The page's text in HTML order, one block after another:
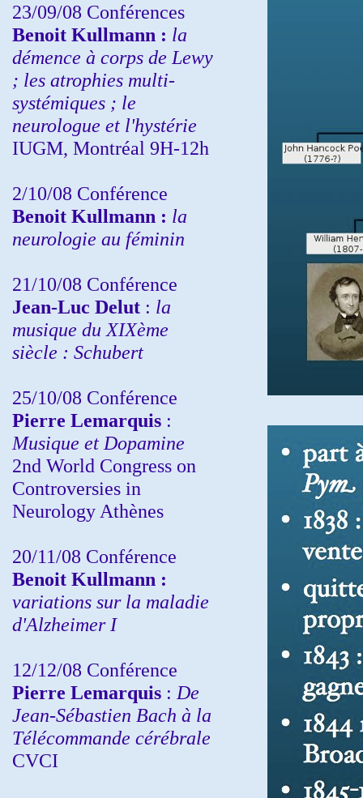
23/09/08 Conférences
Benoit Kullmann : la
démence à corps de Lewy
; les atrophies multi-
systémiques ; le
neurologue et l'hystérie
IUGM, Montréal 9H-12h
2/10/08 Conférence
Benoit Kullmann : la
neurologie au féminin
21/10/08 Conférence
Jean-Luc Delut : la
musique du XIXème
siècle : Schubert
25/10/08 Conférence
Pierre Lemarquis :
Musique et Dopamine
2nd World Congress on
Controversies in
Neurology Athènes
20/11/08 Conférence
Benoit Kullmann :
variations sur la maladie
d'Alzheimer I
12/12/08 Conférence
Pierre Lemarquis : De
Jean-Sébastien Bach à la
Télécommande cérébrale
CVCI